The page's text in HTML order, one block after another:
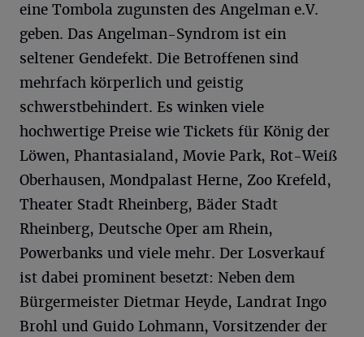
eine Tombola zugunsten des Angelman e.V.
geben. Das Angelman-Syndrom ist ein
seltener Gendefekt. Die Betroffenen sind
mehrfach körperlich und geistig
schwerstbehindert. Es winken viele
hochwertige Preise wie Tickets für König der
Löwen, Phantasialand, Movie Park, Rot-Weiß
Oberhausen, Mondpalast Herne, Zoo Krefeld,
Theater Stadt Rheinberg, Bäder Stadt
Rheinberg, Deutsche Oper am Rhein,
Powerbanks und viele mehr. Der Losverkauf
ist dabei prominent besetzt: Neben dem
Bürgermeister Dietmar Heyde, Landrat Ingo
Brohl und Guido Lohmann, Vorsitzender der